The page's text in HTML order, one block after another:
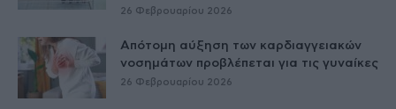
26 Φεβρουαρίου 2026
Απότομη αύξηση των καρδιαγγειακών
νοσημάτων προβλέπεται για τις γυναίκες
26 Φεβρουαρίου 2026